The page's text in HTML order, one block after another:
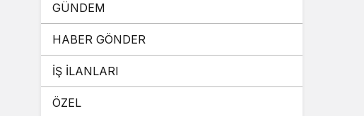
GÜNDEM
HABER GÖNDER
İŞ İLANLARI
ÖZEL